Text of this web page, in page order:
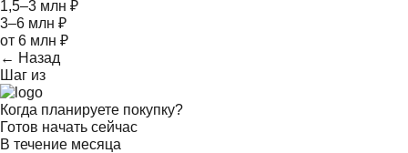
1,5–3 млн ₽
3–6 млн ₽
от 6 млн ₽
← Назад
Шаг из
Когда планируете покупку?
Готов начать сейчас
В течение месяца